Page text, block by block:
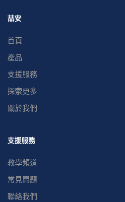
喆安
首頁
產品
支援服務
探索更多
關於我們
支援服務
教學頻道
常見問題
聯絡我們